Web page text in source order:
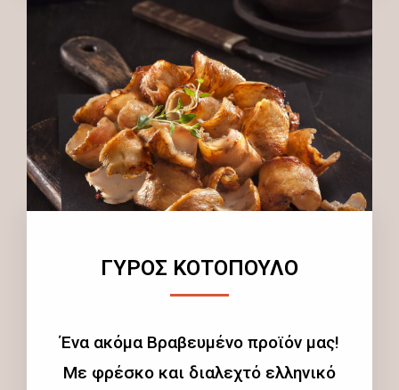
ΓΥΡΟΣ ΚΟΤΟΠΟΥΛΟ
Ένα ακόμα Βραβευμένο προϊόν μας!
Με φρέσκο και διαλεχτό ελληνικό